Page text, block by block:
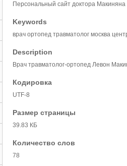
Персональный сайт доктора Макиняна
Keywords
врач ортопед травматолог москва
Description
Врач травматолог-ортопед Левон
Кодировка
UTF-8
Размер страницы
39.83 КБ
Количество слов
78